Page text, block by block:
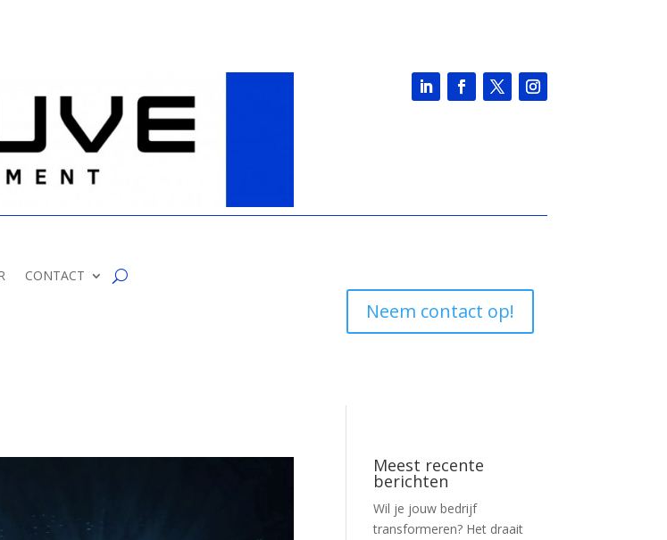
CONTACT
Neem contact op!
Meest recente
berichten
Wil je jouw bedrijf
transformeren? Het draait